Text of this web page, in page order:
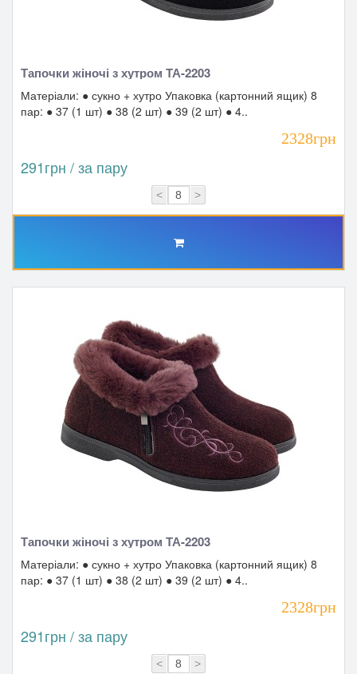
Тапочки жіночі з хутром ТА-2203
Матеріали: ● сукно + хутро Упаковка (картонний ящик) 8
пар: ● 37 (1 шт) ● 38 (2 шт) ● 39 (2 шт) ● 4..
2328грн
291грн / за пару
< >
Тапочки жіночі з хутром ТА-2203
Матеріали: ● сукно + хутро Упаковка (картонний ящик) 8
пар: ● 37 (1 шт) ● 38 (2 шт) ● 39 (2 шт) ● 4..
2328грн
291грн / за пару
< >